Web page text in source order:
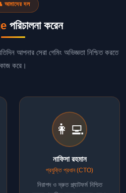
আমাদের দল
পরিচালনা করেন
আপনার সেরা গেমিং অভিজ্ঞতা নিশ্চিত করতে
কাজ করে।
👩‍💻
নাফিসা রহমান
প্রযুক্তি প্রধান (CTO)
নিরাপদ ও দ্রুত প্ল্যাটফর্ম নিশ্চিত